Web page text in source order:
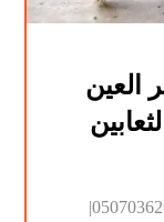
العين
شركة مكافحة الصراصير العين |0507036261|